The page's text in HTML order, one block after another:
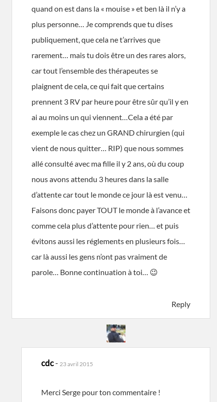
quand on est dans la « mouise » et ben là il n’y a
plus personne… Je comprends que tu dises
publiquement, que cela ne t’arrives que
rarement… mais tu dois être un des rares alors,
car tout l’ensemble des thérapeutes se
plaignent de cela, ce qui fait que certains
prennent 3 RV par heure pour être sûr qu’il y en
ai au moins un qui viennent…Cela a été par
exemple le cas chez un GRAND chirurgien (qui
vient de nous quitter… RIP) que nous sommes
allé consulté avec ma fille il y 2 ans, où du coup
nous avons attendu 3 heures dans la salle
d’attente car tout le monde ce jour là est venu…
Faisons donc payer TOUT le monde à l’avance et
comme cela plus d’attente pour rien… et puis
évitons aussi les réglements en plusieurs fois…
car là aussi les gens n’ont pas vraiment de
parole… Bonne continuation à toi… 😉
Reply
cdc- 23 avril 2015
Merci Serge pour ton commentaire !